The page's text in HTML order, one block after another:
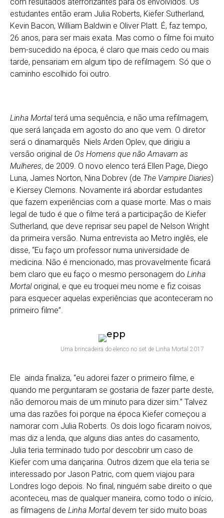
com resultados aterrorizantes para os envolvidos. Os
estudantes então eram Julia Roberts, Kiefer Sutherland,
Kevin Bacon, William Baldwin e Oliver Platt. É, faz tempo,
26 anos, para ser mais exata. Mas como o filme foi muito
bem-sucedido na época, é claro que mais cedo ou mais
tarde, pensariam em algum tipo de refilmagem. Só que o
caminho escolhido foi outro.
Linha Mortalterá uma sequência, e não uma refilmagem,
que será lançada em agosto do ano que vem. O diretor
será o dinamarquês Niels Arden Oplev, que dirigiu a
versão original de Os Homens que não Amavam as
Mulheres, de 2009. O novo elenco terá Ellen Page, Diego
Luna, James Norton, Nina Dobrev (de The Vampire Diaries)
e Kiersey Clemons. Novamente irá abordar estudantes
que fazem experiências com a quase morte. Mas o mais
legal de tudo é que o filme terá a participação de Kiefer
Sutherland, que deve reprisar seu papel de Nelson Wright
da primeira versão. Numa entrevista ao Metro inglês, ele
disse, “Eu faço um professor numa universidade de
medicina. Não é mencionado, mas provavelmente ficará
bem claro que eu faço o mesmo personagem do Linha
Mortaloriginal, e que eu troquei meu nome e fiz coisas
para esquecer aquelas experiências que aconteceram no
primeiro filme”.
Uma brincadeira do elenco no set de Linha Mortal 2017
Ele ainda finaliza, “eu adorei fazer o primeiro filme, e
quando me perguntaram se gostaria de fazer parte deste,
não demorou mais de um minuto para dizer sim.” Talvez
uma das razões foi porque na época Kiefer começou a
namorar com Julia Roberts. Os dois logo ficaram noivos,
mas diz a lenda, que alguns dias antes do casamento,
Julia teria terminado tudo por descobrir um caso de
Kiefer com uma dançarina. Outros dizem que ela teria se
interessado por Jason Patric, com quem viajou para
Londres logo depois. No final, ninguém sabe direito o que
aconteceu, mas de qualquer maneira, como todo o início,
as filmagens de Linha Mortaldevem ter sido muito boas